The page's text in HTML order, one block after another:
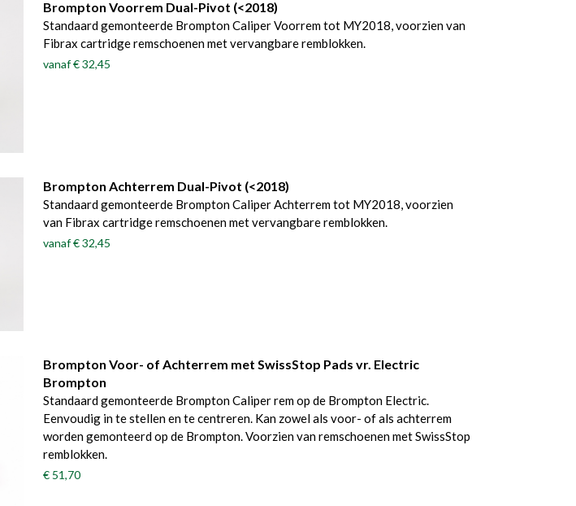
Brompton Voorrem Dual-Pivot (<2018)
Standaard gemonteerde Brompton Caliper Voorrem tot MY2018, voorzien van
Fibrax cartridge remschoenen met vervangbare remblokken.
vanaf€ 32,45
Brompton Achterrem Dual-Pivot (<2018)
Standaard gemonteerde Brompton Caliper Achterrem tot MY2018, voorzien
van Fibrax cartridge remschoenen met vervangbare remblokken.
vanaf€ 32,45
Brompton Voor- of Achterrem met SwissStop Pads vr. Electric
Brompton
Standaard gemonteerde Brompton Caliper rem op de Brompton Electric.
Eenvoudig in te stellen en te centreren. Kan zowel als voor- of als achterrem
worden gemonteerd op de Brompton. Voorzien van remschoenen met SwissStop
remblokken.
€ 51,70